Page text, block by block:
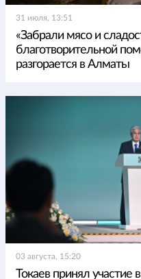
31 июля, 13:51
«Забрали мясо и
благотворительной
разгорается в Алматы
03 августа, 15:20
Токаев принял